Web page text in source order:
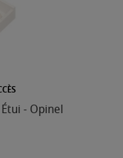
- Opinel